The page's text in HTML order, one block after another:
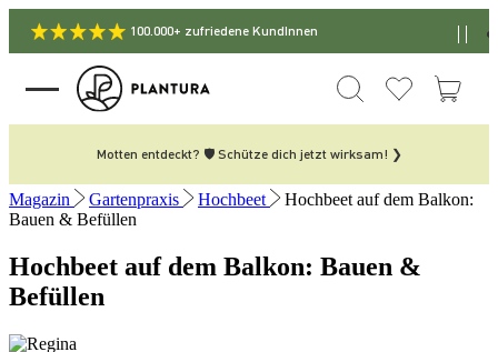
100.000+ zufriedene KundInnen
Motten entdeckt? 🛡️ Schütze dich jetzt wirksam! ❯
Magazin Gartenpraxis Hochbeet
Hochbeet auf dem Balkon:
Bauen & Befüllen
Hochbeet auf dem Balkon: Bauen &
Befüllen